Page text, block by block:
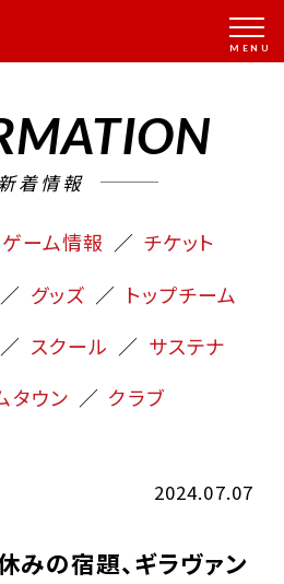
着情報
ーム情報
チケット
グッズ
トップチーム
スクール
サステナ
タウン
クラブ
2024.07.07
みの宿題、ギラヴァン